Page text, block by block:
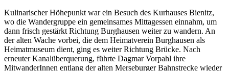
Kulinarischer Höhepunkt war ein Besuch des Kurhauses Bienitz,
wo die Wandergruppe ein gemeinsames Mittagessen einnahm, um
dann frisch gestärkt Richtung Burghausen weiter zu wandern. An
der alten Wache vorbei, die dem Heimatverein Burghausen als
Heimatmuseum dient, ging es weiter Richtung Brücke. Nach
erneuter Kanalüberquerung, führte Dagmar Vorpahl ihre
MitwanderInnen entlang der alten Merseburger Bahnstrecke wieder